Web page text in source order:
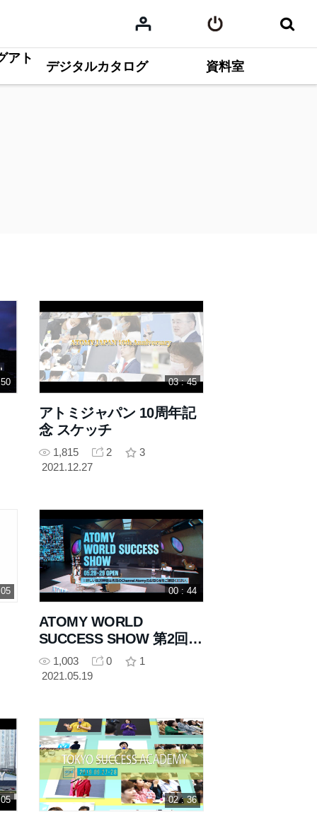
アト
デジタルカタログ 資料室
03 : 45
アトミジャパン 10周年記
念 スケッチ
1,815 2
3
2021.12.27
00 : 44
ATOMY WORLD
SUCCESS SHOW 第2回広
告映像
1,003 0
1
2021.05.19
02 : 36